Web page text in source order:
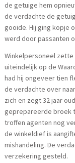
de getuige hem
de verdachte de
gooide. Hij ging kopje
werd door passanten
Winkelpersoneel
uiteindelijk op de
had hij ongeveer tien
de verdachte over
zich en zegt 32 jaar
geprepareerde broek
troffen agenten nog
de winkeldief is
mishandeling. De
verzekering gesteld.